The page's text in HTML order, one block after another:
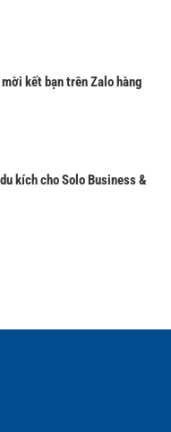
kết bạn trên Zalo hàng
kích cho Solo Business &